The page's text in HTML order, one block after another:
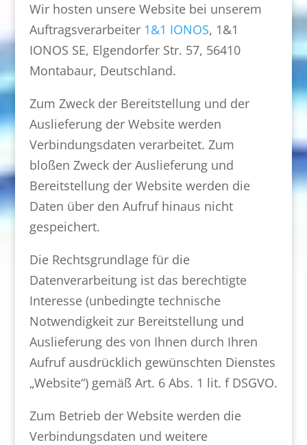
Wir hosten unsere Website bei unserem
Auftragsverarbeiter 1&1 IONOS, 1&1
IONOS SE, Elgendorfer Str. 57, 56410
Montabaur, Deutschland.
Zum Zweck der Bereitstellung und der
Auslieferung der Website werden
Verbindungsdaten verarbeitet. Zum
bloßen Zweck der Auslieferung und
Bereitstellung der Website werden die
Daten über den Aufruf hinaus nicht
gespeichert.
Die Rechtsgrundlage für die
Datenverarbeitung ist das berechtigte
Interesse (unbedingte technische
Notwendigkeit zur Bereitstellung und
Auslieferung des von Ihnen durch Ihren
Aufruf ausdrücklich gewünschten Dienstes
„Website“) gemäß Art. 6 Abs. 1 lit. f DSGVO.
Zum Betrieb der Website werden die
Verbindungsdaten und weitere